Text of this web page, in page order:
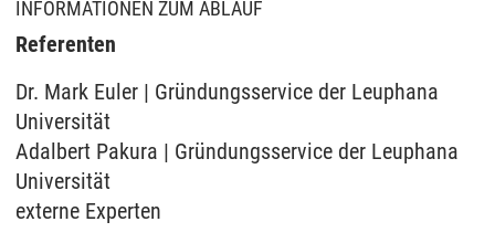
INFORMATIONEN ZUM ABLAUF
Referenten
Dr. Mark Euler | Gründungsservice der Leuphana
Universität
Adalbert Pakura | Gründungsservice der Leuphana
Universität
externe Experten